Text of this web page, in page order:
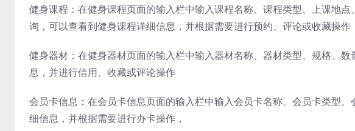
健身课程：在健身课程页面的输入栏中输入课程名称、课程类型、上课地
询，可以查看到健身课程详细信息，并根据需要进行预约、评论或收藏操作
健身器材：在健身器材页面的输入栏中输入器材名称、器材类型、规格、
息，并进行借用、收藏或评论操作
会员卡信息：在会员卡信息页面的输入栏中输入会员卡名称、会员卡类型
细信息，并根据需要进行办卡操作，